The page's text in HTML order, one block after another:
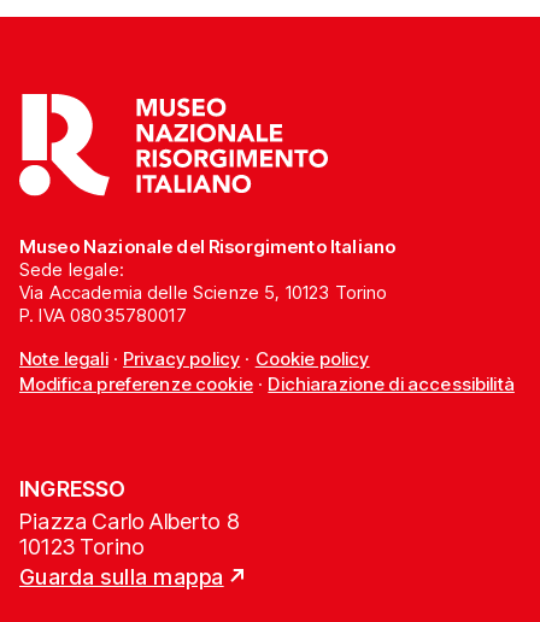
Museo Nazionale del Risorgimento Italiano
Sede legale:
Via Accademia delle Scienze 5, 10123 Torino
P. IVA 08035780017
Note legali· Privacy policy · Cookie policy
Modifica preferenze cookie· Dichiarazione di accessibilità
INGRESSO
Piazza Carlo Alberto 8
10123 Torino
Guarda sulla mappa